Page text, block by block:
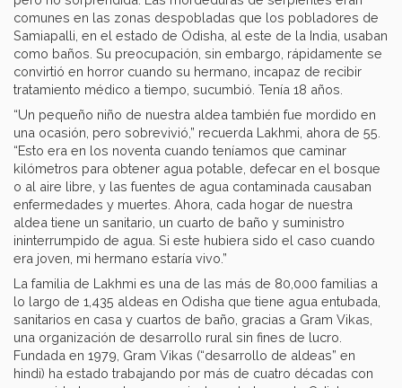
comunes en las zonas despobladas que los pobladores de
Samiapalli, en el estado de Odisha, al este de la India, usaban
como baños. Su preocupación, sin embargo, rápidamente se
convirtió en horror cuando su hermano, incapaz de recibir
tratamiento médico a tiempo, sucumbió. Tenía 18 años.
“Un pequeño niño de nuestra aldea también fue mordido en
una ocasión, pero sobrevivió,” recuerda Lakhmi, ahora de 55.
“Esto era en los noventa cuando teníamos que caminar
kilómetros para obtener agua potable, defecar en el bosque
o al aire libre, y las fuentes de agua contaminada causaban
enfermedades y muertes. Ahora, cada hogar de nuestra
aldea tiene un sanitario, un cuarto de baño y suministro
ininterrumpido de agua. Si este hubiera sido el caso cuando
era joven, mi hermano estaría vivo.”
La familia de Lakhmi es una de las más de 80,000 familias a
lo largo de 1,435 aldeas en Odisha que tiene agua entubada,
sanitarios en casa y cuartos de baño, gracias a Gram Vikas,
una organización de desarrollo rural sin fines de lucro.
Fundada en 1979, Gram Vikas (“desarrollo de aldeas” en
hindi) ha estado trabajando por más de cuatro décadas con